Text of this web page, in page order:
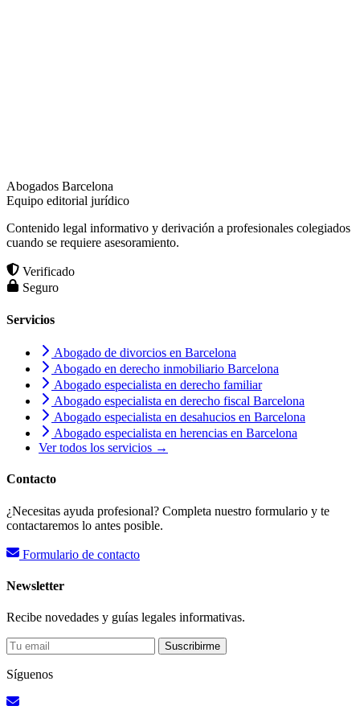
Abogados Barcelona
Equipo editorial jurídico
Contenido legal informativo y derivación a profesionales colegiados
cuando se requiere asesoramiento.
Verificado
Seguro
Servicios
Abogado de divorcios en Barcelona
Abogado en derecho inmobiliario Barcelona
Abogado especialista en derecho familiar
Abogado especialista en derecho fiscal Barcelona
Abogado especialista en desahucios en Barcelona
Abogado especialista en herencias en Barcelona
Ver todos los servicios →
Contacto
¿Necesitas ayuda profesional? Completa nuestro formulario y te
contactaremos lo antes posible.
Formulario de contacto
Newsletter
Recibe novedades y guías legales informativas.
Suscribirme
Síguenos